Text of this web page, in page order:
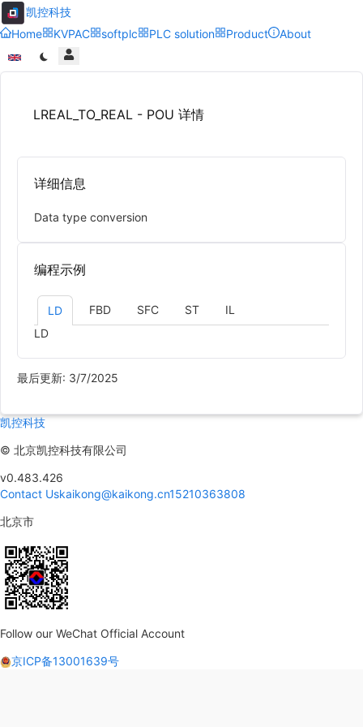
凯控科技
Home
KVPAC softplc PLC solution Product About
LREAL_TO_REAL - POU 详情
详细信息
Data type conversion
编程示例
LD FBD SFC ST
IL
LD
最后更新: 3/7/2025
凯控科技
© 北京凯控科技有限公司
v0.483.426
Contact Uskaikong@kaikong.cn15210363808
北京市
Follow our WeChat Official Account
京ICP备13001639号